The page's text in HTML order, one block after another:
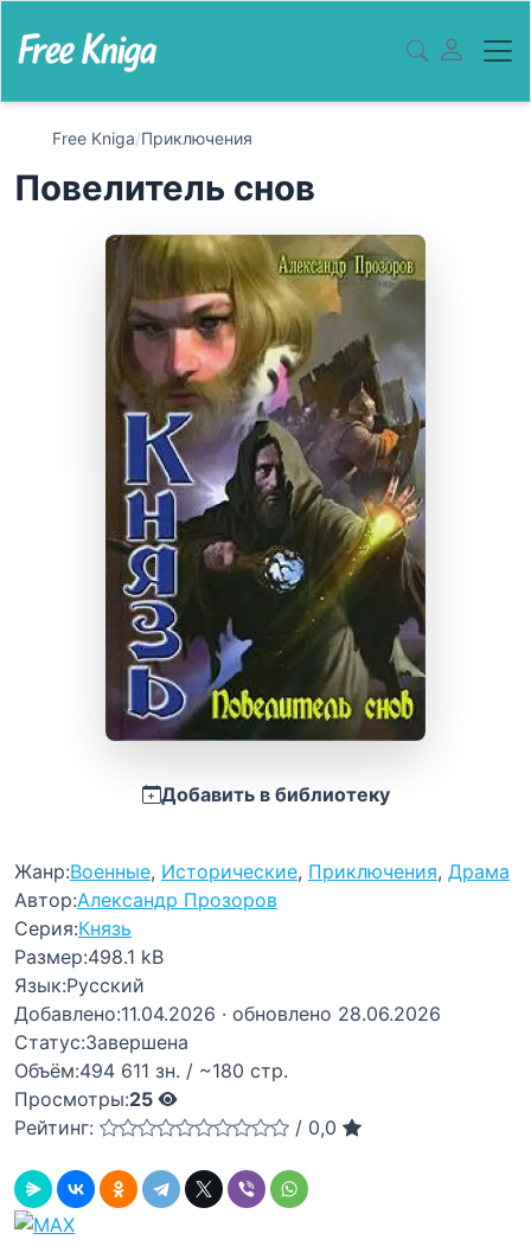
Free Kniga/Приключения
Повелитель снов
Добавить в библиотеку
Жанр:Военные, Исторические, Приключения, Драма
Автор:Александр Прозоров
Серия:Князь
Размер:498.1 kB
Язык:Русский
Добавлено:11.04.2026 · обновлено 28.06.2026
Статус:Завершена
Объём:494 611 зн. / ~180 стр.
Просмотры:25
Рейтинг:
/ 0,0